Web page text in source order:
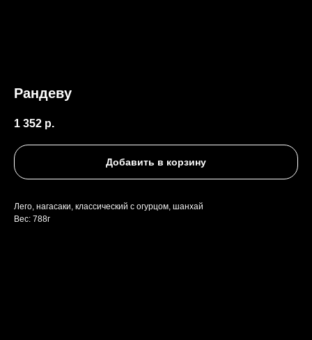
Рандеву
1 352 р.
Добавить в корзину
Лего, нагасаки, классический с огурцом, шанхай
Вес: 788г